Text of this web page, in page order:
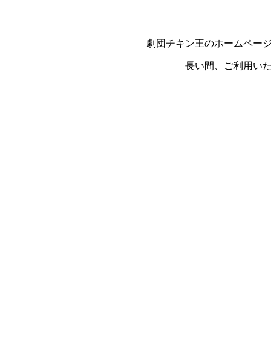
劇団チキン王のホームペー
長い間、ご利用い